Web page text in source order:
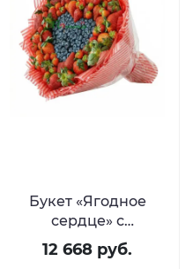
Букет «Ягодное
сердце» с
клубникой и
голубикой
12 668 руб.